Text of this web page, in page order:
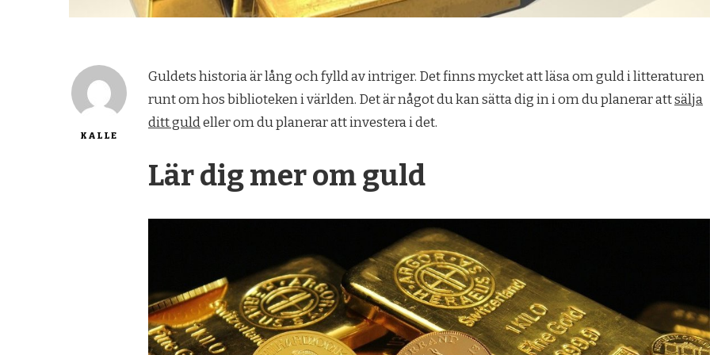
KALLE
Guldets historia är lång och fylld av intriger. Det finns mycket att läsa om guld i litteraturen
runt om hos biblioteken i världen. Det är något du kan sätta dig in i om du planerar attsälja
ditt guldeller om du planerar att investera i det.
Lär dig mer om guld